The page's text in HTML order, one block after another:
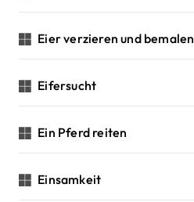
Eier verzieren und bemalen
Eifersucht
Ein Pferd reiten
Einsamkeit